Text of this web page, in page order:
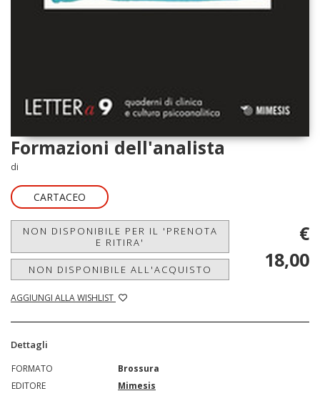
Formazioni dell'analista
di
CARTACEO
NON DISPONIBILE PER IL 'PRENOTA
E RITIRA'
NON DISPONIBILE ALL'ACQUISTO
AGGIUNGI ALLA WISHLIST
€
18,00
Dettagli
FORMATO
Brossura
EDITORE
Mimesis